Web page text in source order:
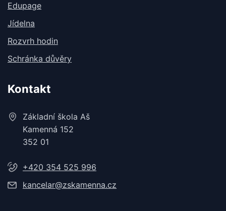
Edupage
Jídelna
Rozvrh hodin
Schránka důvěry
Kontakt
Základní škola Aš
Kamenná 152
352 01
+420 354 525 996
kancelar@zskamenna.cz